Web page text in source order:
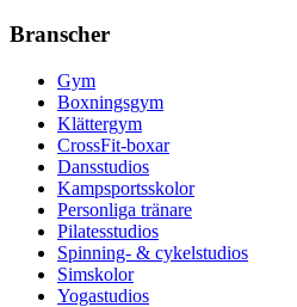
Branscher
Gym
Boxningsgym
Klättergym
CrossFit-boxar
Dansstudios
Kampsportsskolor
Personliga tränare
Pilatesstudios
Spinning- & cykelstudios
Simskolor
Yogastudios